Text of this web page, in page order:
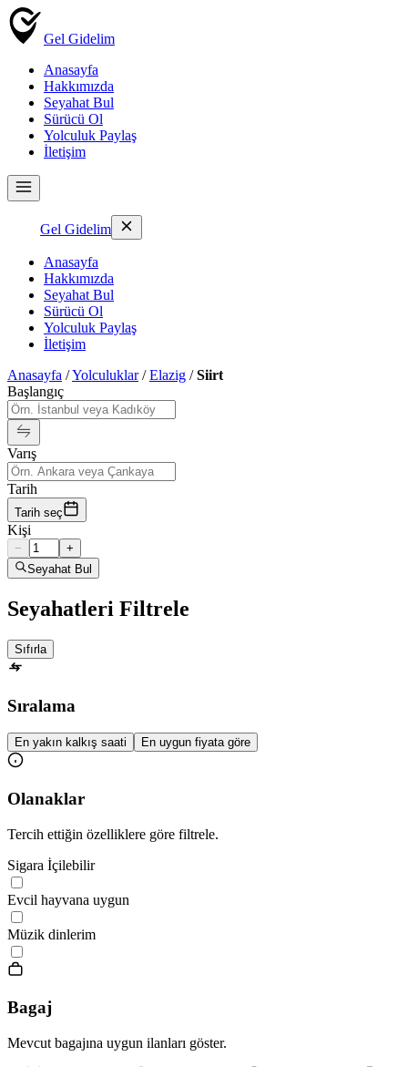
Gel Gidelim
Anasayfa
Hakkımızda
Seyahat Bul
Sürücü Ol
Yolculuk Paylaş
İletişim
Gel Gidelim
Anasayfa
Hakkımızda
Seyahat Bul
Sürücü Ol
Yolculuk Paylaş
İletişim
Anasayfa /Yolculuklar/Elazig /Siirt
Başlangıç
Varış
Tarih
Tarih seç
Kişi
−
+
Seyahat Bul
Seyahatleri Filtrele
Sıfırla
Sıralama
En yakın kalkış saati En uygun fiyata göre
Olanaklar
Tercih ettiğin özelliklere göre filtrele.
Sigara İçilebilir
Evcil hayvana uygun
Müzik dinlerim
Bagaj
Mevcut bagajına uygun ilanları göster.